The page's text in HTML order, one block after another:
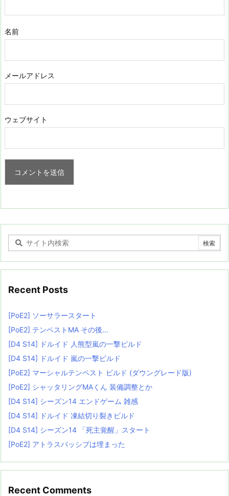
名前
メールアドレス
ウェブサイト
Recent Posts
[PoE2] ソーサラースタート
[PoE2] テンペストMA その後…
[D4 S14] ドルイド 人熊型嵐の一撃ビルド
[D4 S14] ドルイド 嵐の一撃ビルド
[PoE2] マーシャルテンペスト ビルド (ダウングレード版)
[PoE2] シャッタリングMAくん 装備調整とか
[D4 S14] シーズン14 エンドゲーム 雑感
[D4 S14] ドルイド 凍結切り裂きビルド
[D4 S14] シーズン14 「死主覚醒」スタート
[PoE2] アトラスパッシブは埋まった
Recent Comments